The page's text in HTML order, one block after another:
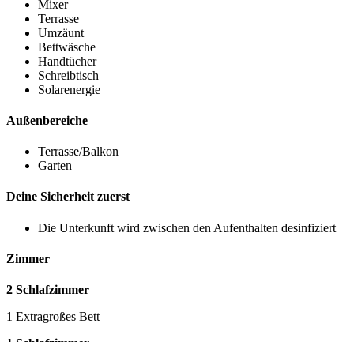
Mixer
Terrasse
Umzäunt
Bettwäsche
Handtücher
Schreibtisch
Solarenergie
Außenbereiche
Terrasse/Balkon
Garten
Deine Sicherheit zuerst
Die Unterkunft wird zwischen den Aufenthalten desinfiziert
Zimmer
2 Schlafzimmer
1 Extragroßes Bett